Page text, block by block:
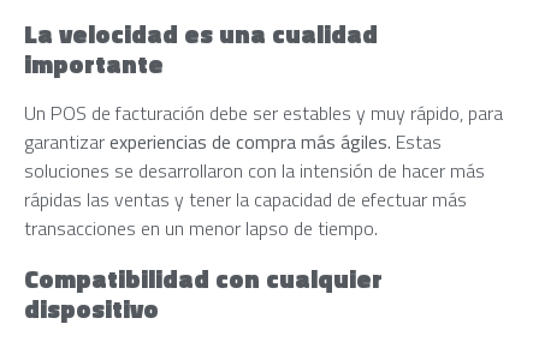
La velocidad es una cualidad
importante
Un POS de facturación debe ser estables y muy rápido, para
garantizarexperiencias de compra más ágiles. Estas
soluciones se desarrollaron con la intensión de hacer más
rápidas las ventas y tener la capacidad de efectuar más
transacciones en un menor lapso de tiempo.
Compatibilidad con cualquier
dispositivo